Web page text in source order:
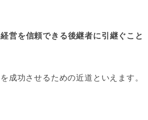
営を信頼できる後継者に引継ぐこと
成功させるための近道といえます。